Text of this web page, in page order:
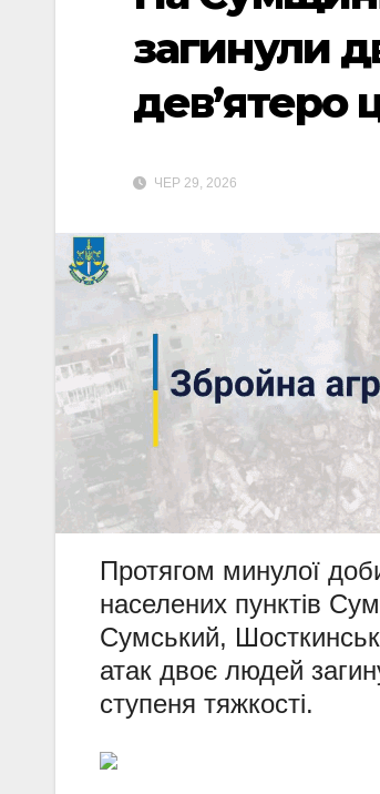
загинули
дев’ятеро
ЧЕР 29, 2026
Протягом минулої доби
населених пунктів
Сумський,
атак двоє людей
ступеня тяжкості.